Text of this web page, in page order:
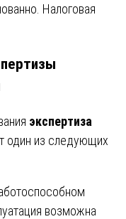
Налоговая
экспертиза
один из следующих
возможна